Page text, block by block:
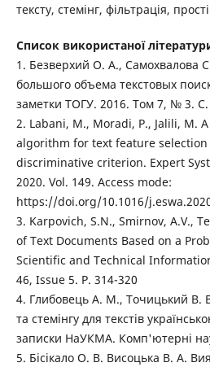
тексту, стемінг, фільтрація,
Список використаної
1. Безверхий О. А., Самохвалова
большого объема текстовых
заметки ТОГУ. 2016. Том 7, № 3. С.
2. Labani, M., Moradi, P., Jalili, M.
algorithm for text feature
discriminative criterion. Expert
2020. Vol. 149. Access mode:
https://doi.org/10.1016/
3. Karpovich, S.N., Smirnov, A.V.,
of Text Documents Based on a
Scientific and Technical
46, Issue 5. P. 314-320
4. Глибовець А. М., Точицький В.
та стемінгу для текстів
записки НаУКМА. Комп'ютерні
5. Бісікало О. В. Висоцька В. А.